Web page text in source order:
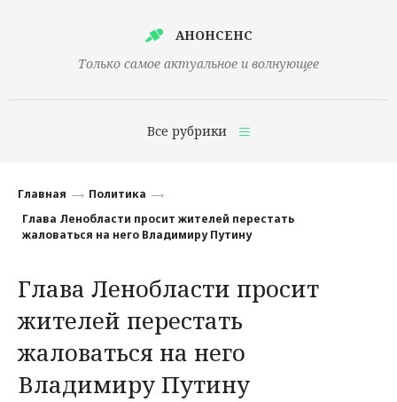
АНОНСЕНС
Только самое актуальное и волнующее
Все рубрики
Финансы
Наука
Культура
Общество
Политика
Главная
Политика
Глава Ленобласти просит жителей перестать
жаловаться на него Владимиру Путину
Глава Ленобласти просит
жителей перестать
жаловаться на него
Владимиру Путину